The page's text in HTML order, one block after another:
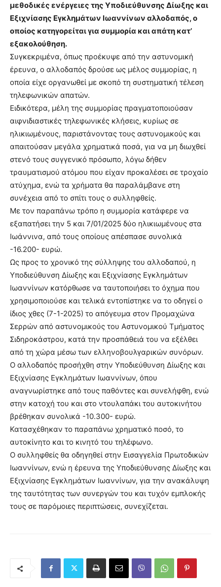
μεθοδικές ενέργειες της Υποδιεύθυνσης Δίωξης και
Εξιχνίασης Εγκλημάτων Ιωαννίνων αλλοδαπός, ο
οποίος κατηγορείται για συμμορία και απάτη κατ’
εξακολούθηση.
Συγκεκριμένα, όπως προέκυψε από την αστυνομική
έρευνα, ο αλλοδαπός δρούσε ως μέλος συμμορίας, η
οποία είχε οργανωθεί με σκοπό τη συστηματική τέλεση
τηλεφωνικών απατών.
Ειδικότερα, μέλη της συμμορίας πραγματοποιούσαν
αιφνιδιαστικές τηλεφωνικές κλήσεις, κυρίως σε
ηλικιωμένους, παριστάνοντας τους αστυνομικούς και
απαιτούσαν μεγάλα χρηματικά ποσά, για να μη διωχθεί
στενό τους συγγενικό πρόσωπο, λόγω δήθεν
τραυματισμού ατόμου που είχαν προκαλέσει σε τροχαίο
ατύχημα, ενώ τα χρήματα θα παραλάμβανε στη
συνέχεια από το σπίτι τους ο συλληφθείς.
Με τον παραπάνω τρόπο η συμμορία κατάφερε να
εξαπατήσει την 5 και 7/01/2025 δύο ηλικιωμένους στα
Ιωάννινα, από τους οποίους απέσπασε συνολικά
-16.200- ευρώ.
Ως προς το χρονικό της σύλληψης του αλλοδαπού, η
Υποδιεύθυνση Δίωξης και Εξιχνίασης Εγκλημάτων
Ιωαννίνων κατόρθωσε να ταυτοποιήσει το όχημα που
χρησιμοποιούσε και τελικά εντοπίστηκε να το οδηγεί ο
ίδιος χθες (7-1-2025) το απόγευμα στον Προμαχώνα
Σερρών από αστυνομικούς του Αστυνομικού Τμήματος
Σιδηροκάστρου, κατά την προσπάθειά του να εξέλθει
από τη χώρα μέσω των ελληνοβουλγαρικών συνόρων.
Ο αλλοδαπός προσήχθη στην Υποδιεύθυνση Δίωξης και
Εξιχνίασης Εγκλημάτων Ιωαννίνων, όπου
αναγνωρίστηκε από τους παθόντες και συνελήφθη, ενώ
στην κατοχή του και στο ντουλαπάκι του αυτοκινήτου
βρέθηκαν συνολικά -10.300- ευρώ.
Κατασχέθηκαν το παραπάνω χρηματικό ποσό, το
αυτοκίνητο και το κινητό του τηλέφωνο.
Ο συλληφθείς θα οδηγηθεί στην Εισαγγελία Πρωτοδικών
Ιωαννίνων, ενώ η έρευνα της Υποδιεύθυνσης Δίωξης και
Εξιχνίασης Εγκλημάτων Ιωαννίνων, για την ανακάλυψη
της ταυτότητας των συνεργών του και τυχόν εμπλοκής
τους σε παρόμοιες περιπτώσεις, συνεχίζεται.